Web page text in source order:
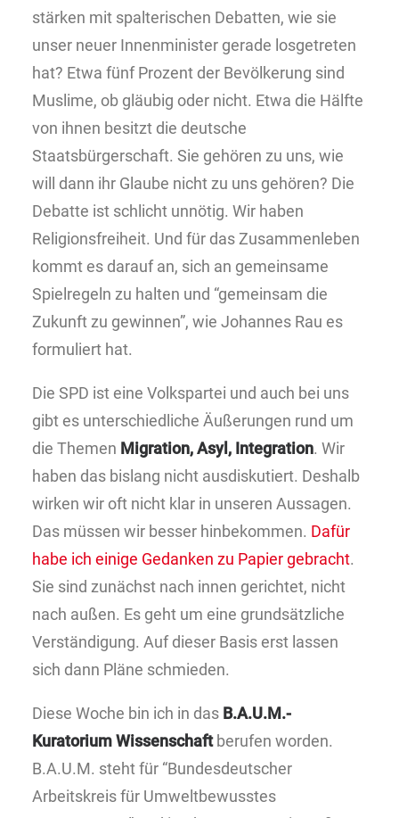
stärken mit spalterischen Debatten, wie sie
unser neuer Innenminister gerade losgetreten
hat? Etwa fünf Prozent der Bevölkerung sind
Muslime, ob gläubig oder nicht. Etwa die Hälfte
von ihnen besitzt die deutsche
Staatsbürgerschaft. Sie gehören zu uns, wie
will dann ihr Glaube nicht zu uns gehören? Die
Debatte ist schlicht unnötig. Wir haben
Religionsfreiheit. Und für das Zusammenleben
kommt es darauf an, sich an gemeinsame
Spielregeln zu halten und “gemeinsam die
Zukunft zu gewinnen”, wie Johannes Rau es
formuliert hat.
Die SPD ist eine Volkspartei und auch bei uns
gibt es unterschiedliche Äußerungen rund um
die Themen Migration, Asyl, Integration. Wir
haben das bislang nicht ausdiskutiert. Deshalb
wirken wir oft nicht klar in unseren Aussagen.
Das müssen wir besser hinbekommen. Dafür
habe ich einige Gedanken zu Papier gebracht.
Sie sind zunächst nach innen gerichtet, nicht
nach außen. Es geht um eine grundsätzliche
Verständigung. Auf dieser Basis erst lassen
sich dann Pläne schmieden.
Diese Woche bin ich in das B.A.U.M.-
Kuratorium Wissenschaftberufen worden.
B.A.U.M. steht für “Bundesdeutscher
Arbeitskreis für Umweltbewusstes